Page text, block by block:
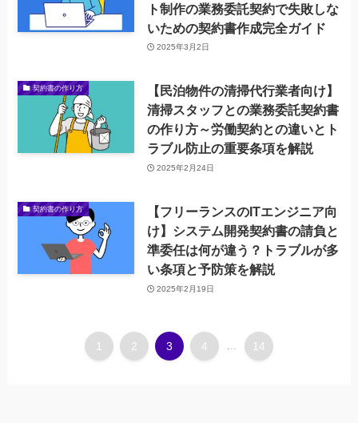
ト制作の業務委託契約で失敗しな
いための契約書作成完全ガイド
2025年3月2日
契約書の作り方
【民泊物件の清掃代行業者向け】
清掃スタッフとの業務委託契約書
の作り方～労働契約との違いとト
ラブル防止の重要条項を解説
2025年2月24日
契約書の作り方
【フリーランスのITエンジニア向
け】システム開発契約書の請負と
準委任は何が違う？トラブルが多
い条項と予防策を解説
2025年2月19日
1 2 3 4 14